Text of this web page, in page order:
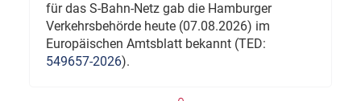
für das S-Bahn-Netz gab die Hamburger
Verkehrsbehörde heute (07.08.2026) im
Europäischen Amtsblatt bekannt (TED:
549657-2026).